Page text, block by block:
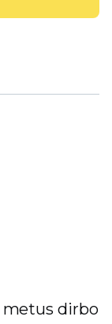
metus dirbo